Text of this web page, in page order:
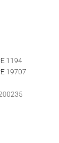
1194
19707